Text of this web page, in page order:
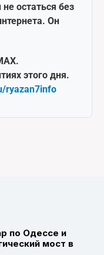
остаться без
Он
этого дня.
ryazan7info
по Одессе и
мост в